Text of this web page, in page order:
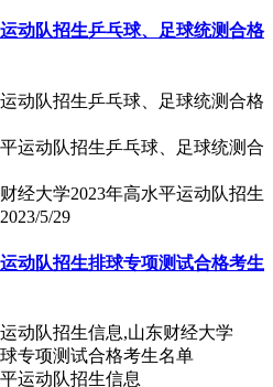
动队招生乒乓球、足球统测合格
动队招生乒乓球、足球统测合格
经大学2023年高水平运动队招生
2023/5/29
动队招生排球专项测试合格考生
动队招生信息,山东财经大学
专项测试合格考生名单